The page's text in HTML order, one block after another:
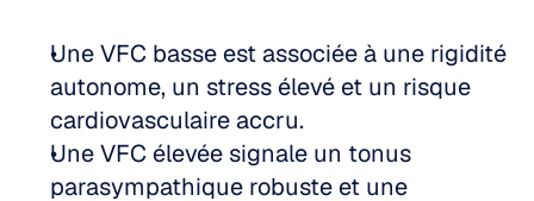
Une VFC basse est associée à une rigidité
autonome, un stress élevé et un risque
cardiovasculaire accru.
Une VFC élevée signale un tonus
parasympathique robuste et une